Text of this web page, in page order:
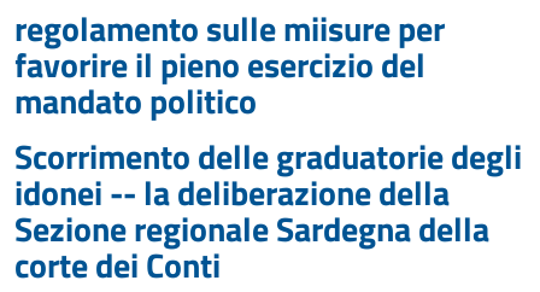
regolamento sulle miisure per
favorire il pieno esercizio del
mandato politico
Scorrimento delle graduatorie degli
idonei -- la deliberazione della
Sezione regionale Sardegna della
corte dei Conti